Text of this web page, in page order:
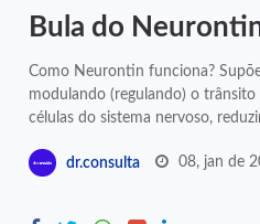
Bula do
Como Neurontin funciona?
modulando (regulando) o trânsito
células do sistema nervoso,
dr.consulta 08, jan de